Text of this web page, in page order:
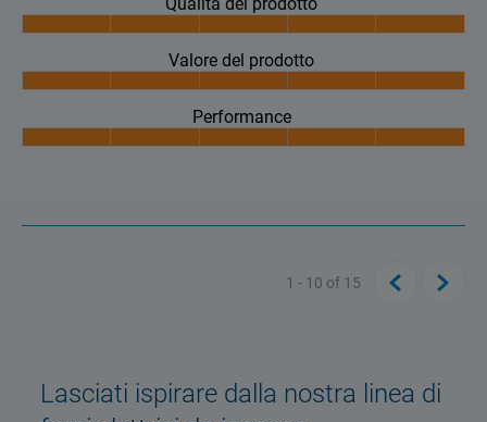
Valore del prodotto
Performance
1 - 10 of 15
Lasciati ispirare dalla nostra linea di